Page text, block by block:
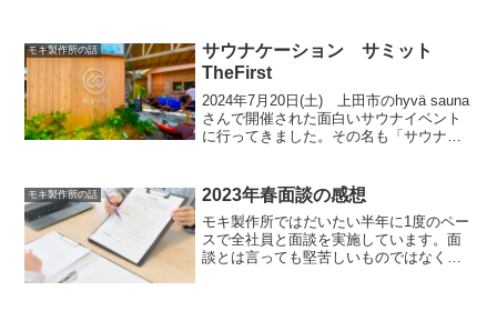
モキ製作所の話
サウナケーション サミット
TheFirst
2024年7月20日(土) 上田市のhyvä sauna
さんで開催された面白いサウナイベント
に行ってきました。その名も「サウナケ
持ちで参加したのですが、とて...
モキ製作所の話 2023年春面談の感想
モキ製作所ではだいたい半年に1度のペー
スで全社員と面談を実施しています。面
談とは言っても堅苦しいものではなく日